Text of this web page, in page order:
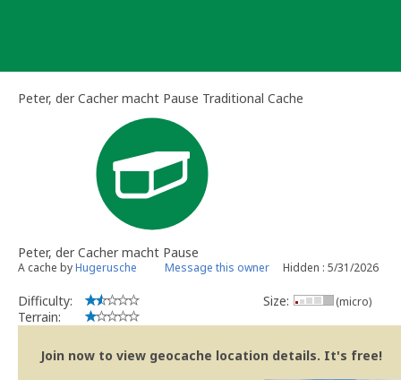
Peter, der Cacher macht Pause Traditional Cache
Peter, der Cacher macht Pause
A cache byHugerusche Message this owner Hidden : 5/31/2026
Difficulty:
Terrain:
Size: (micro)
Join now to view geocache location details. It's free!